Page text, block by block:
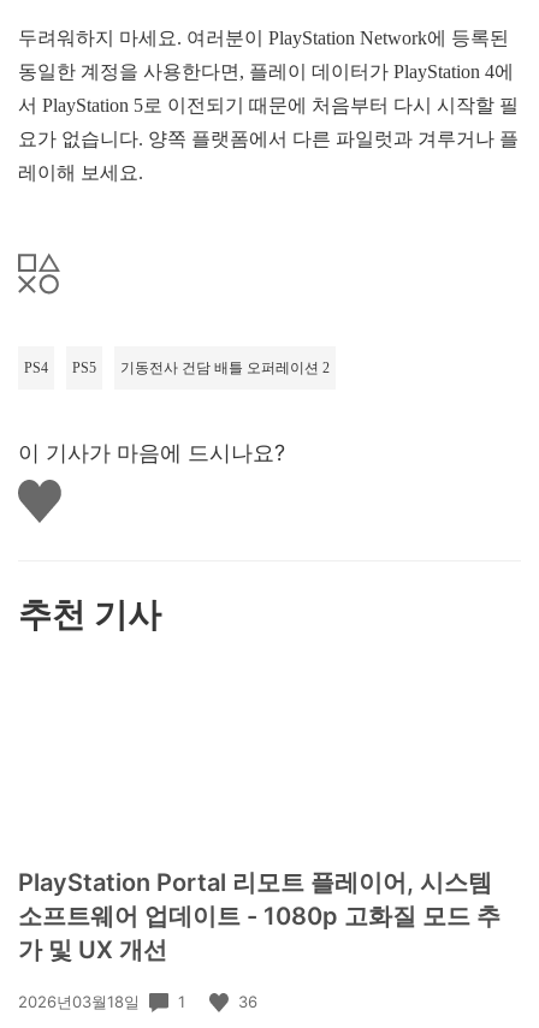
두려워하지 마세요. 여러분이 PlayStation Network에 등록된
동일한 계정을 사용한다면, 플레이 데이터가 PlayStation 4에
서 PlayStation 5로 이전되기 때문에 처음부터 다시 시작할 필
요가 없습니다. 양쪽 플랫폼에서 다른 파일럿과 겨루거나 플
레이해 보세요.
PS4 PS5 기동전사 건담 배틀 오퍼레이션 2
이 기사가 마음에 드시나요?
좋
아
추천 기사
PlayStation Portal 리모트 플레이어, 시스템
소프트웨어 업데이트 - 1080p 고화질 모드 추
가 및 UX 개선
공
2026년03월18일 1 36